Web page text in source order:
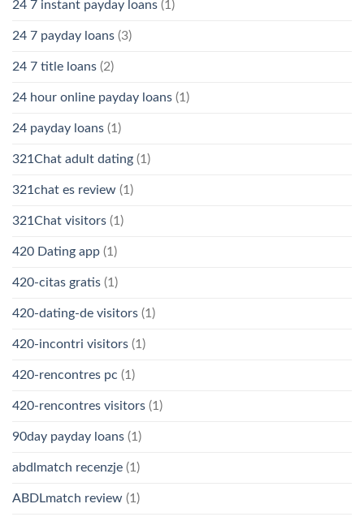
24 7 instant payday loans (1)
24 7 payday loans (3)
24 7 title loans (2)
24 hour online payday loans (1)
24 payday loans (1)
321Chat adult dating (1)
321chat es review (1)
321Chat visitors (1)
420 Dating app (1)
420-citas gratis (1)
420-dating-de visitors (1)
420-incontri visitors (1)
420-rencontres pc (1)
420-rencontres visitors (1)
90day payday loans (1)
abdlmatch recenzje (1)
ABDLmatch review (1)